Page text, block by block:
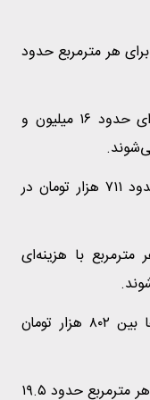
هر مترمربع حدود
ساختمان‌های دو تا پنج طبقه با هزینه‌ای حدود ۱۶ میلیون و
تعرفه خدمات مهندسی این گروه نیز حدود ۷۱۱ هزار تومان در
هر مترمربع با هزینه‌ای
تعرفه خدمات مهندسی این ساختمان‌ها بین ۸۰۲ هزار تومان
ساختمان‌های هشت تا ۱۰ طبقه با هزینه هر مترمربع حدود ۱۹.۵